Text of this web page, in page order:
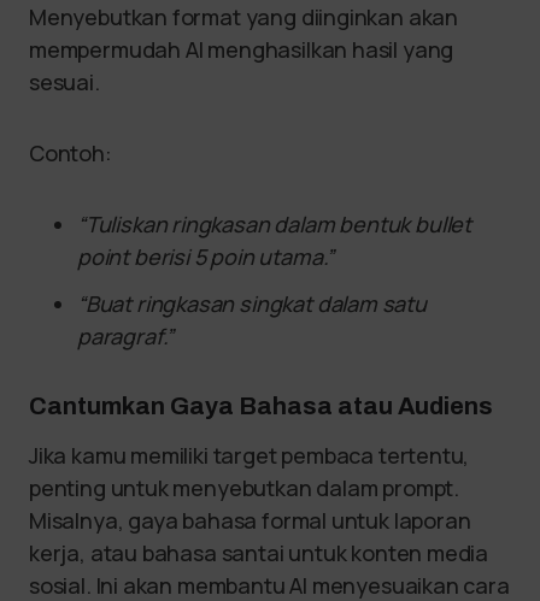
Menyebutkan format yang diinginkan akan
mempermudah AI menghasilkan hasil yang
sesuai.
Contoh:
“Tuliskan ringkasan dalam bentuk bullet
point berisi 5 poin utama.”
“Buat ringkasan singkat dalam satu
paragraf.”
Cantumkan Gaya Bahasa atau Audiens
Jika kamu memiliki target pembaca tertentu,
penting untuk menyebutkan dalam prompt.
Misalnya, gaya bahasa formal untuk laporan
kerja, atau bahasa santai untuk konten media
sosial. Ini akan membantu AI menyesuaikan cara